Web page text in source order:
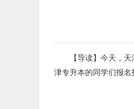
【导读】今天，天津
津专升本的同学们报名